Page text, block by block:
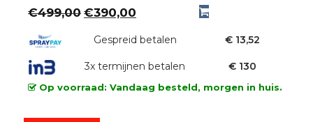
€499,00 Oorspronkelijke
was:
€390,00
is:
Gespreid betalen € 13,52
3x termijnen betalen € 130
Op voorraad: Vandaag besteld, morgen in huis.